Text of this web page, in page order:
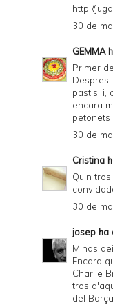
http://
30 de
GEMMA
Primer
pastis, i,
encara
petonets
30 de
Cristina
Quin
30 de
josep ha
M'has
Encara
Charlie
tros
del